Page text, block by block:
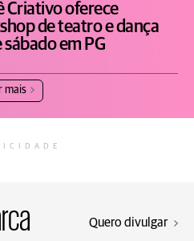
Criativo oferece
de teatro e dança
sábado em PG
mais
Quero divulgar